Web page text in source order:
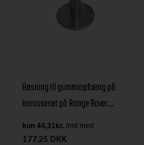
Bøsning til gummiophæng på
karosseriet på Range Rover
Classic og Land Rover Discovery
1177,25 DKK